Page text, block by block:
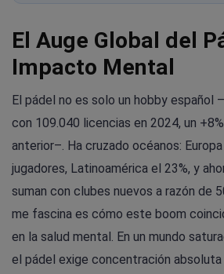
El Auge Global del
Impacto Mental
El pádel no es solo un hobby español
con 109.040 licencias en 2024, un
anterior–. Ha cruzado océanos:
jugadores, Latinoamérica el 23%, y
suman con clubes nuevos a razón de
me fascina es cómo este boom
en la salud mental. En un mundo
el pádel exige concentración absoluta